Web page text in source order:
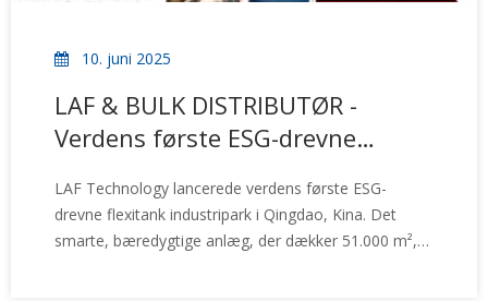
10. juni 2025
LAF & BULK DISTRIBUTØR -
Verdens første ESG-drevne
LAF Technology lancerede verdens første ESG-
drevne flexitank industripark i Qingdao, Kina. Det
smarte, bæredygtige anlæg, der dækker 51.000 m²,